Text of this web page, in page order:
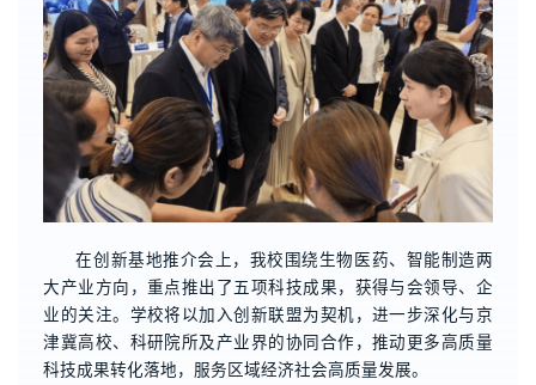
在创新基地推介会上，我校围绕生物医药、智能制造两
大产业方向，重点推出了五项科技成果，获得与会领导、企
业的关注。学校将以加入创新联盟为契机，进一步深化与京
津冀高校、科研院所及产业界的协同合作，推动更多高质量
科技成果转化落地，服务区域经济社会高质量发展。